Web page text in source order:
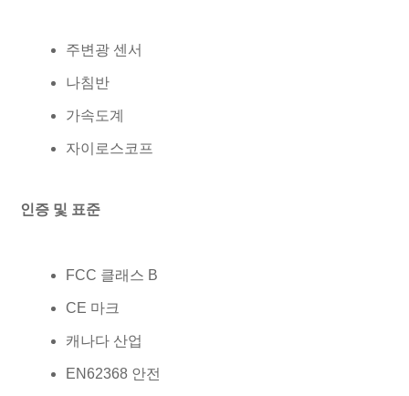
주변광 센서
나침반
가속도계
자이로스코프
인증 및 표준
FCC 클래스 B
CE 마크
캐나다 산업
EN62368 안전